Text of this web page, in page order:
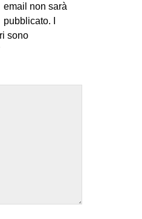
email non sarà
pubblicato.
sono